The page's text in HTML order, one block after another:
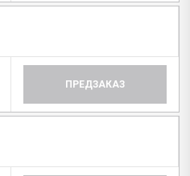
ПРЕДЗАКАЗ